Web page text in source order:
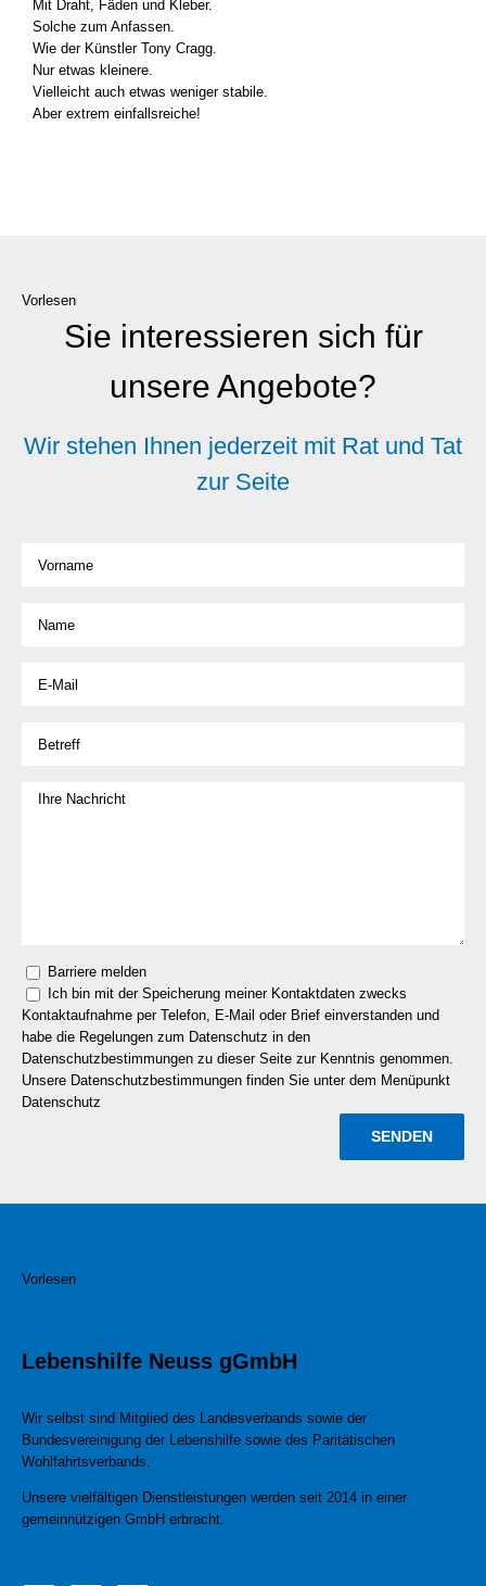
Mit Draht, Fäden und Kle­ber.
Sol­che zum Anfas­sen.
Wie der Künst­ler Tony Cragg.
Nur etwas klei­ne­re.
Viel­leicht auch etwas weni­ger sta­bi­le.
Aber extrem ein­falls­rei­che!
Vorlesen
Sie interessieren sich für
unsere Angebote?
Wir stehen Ihnen jederzeit mit Rat und Tat
zur Seite
Barriere melden
Ich bin mit der Speicherung meiner Kontaktdaten zwecks
Kontaktaufnahme per Telefon, E-Mail oder Brief einverstanden und
habe die Regelungen zum Datenschutz in den
Datenschutzbestimmungen zu dieser Seite zur Kenntnis genommen.
Unsere Datenschutzbestimmungen finden Sie unter dem Menüpunkt
Datenschutz
Vorlesen
Lebenshilfe Neuss gGmbH
Wir selbst sind Mitglied des Landesverbands sowie der
Bundesvereinigung der Lebenshilfe sowie des Paritätischen
Wohlfahrtsverbands.
Unsere vielfältigen Dienstleistungen werden seit 2014 in einer
gemeinnützigen GmbH erbracht.